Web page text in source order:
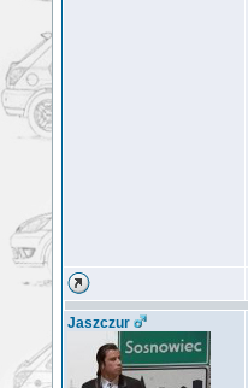
Jaszczur